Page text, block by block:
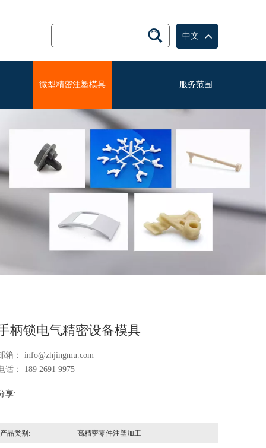
中文
微型精密注塑模具 服务范围
柄锁电气精密设备模具
箱：info@zhjingmu.com
话： 189 2691 9975
享:
产品类别: 高精密零件注塑加工